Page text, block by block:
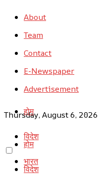
About
Team
Contact
E-Newspaper
Advertisement
Thursday, August 6, 2026
होम
विदेश
भारत
होम
विदेश